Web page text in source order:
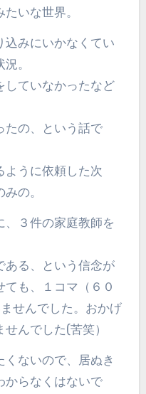
いな世界。
込みにいかなくてい
。
していなかったなど
たの、という話で
ように依頼した次
の。
、３件の家庭教師を
ある、という信念が
も、１コマ（６０
せんでした。おかげ
んでした(苦笑）
ないので、居ぬき
からなくはないで